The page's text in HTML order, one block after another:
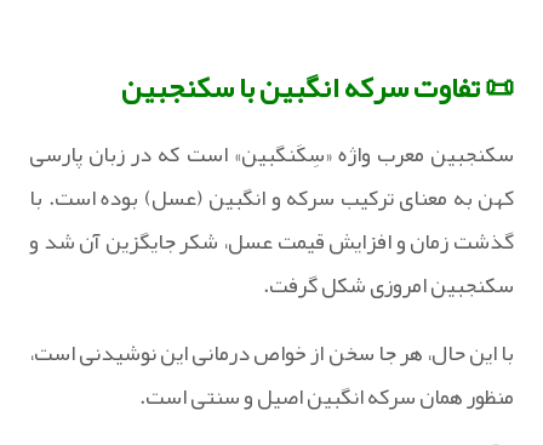
📜 تفاوت سرکه انگبین با سکنجبین
سکنجبین معرب واژه «سِکَنگبین» است که در زبان پارسی
کهن به معنای ترکیب سرکه و انگبین (عسل) بوده است. با
گذشت زمان و افزایش قیمت عسل، شکر جایگزین آن شد و
سکنجبین امروزی شکل گرفت.
با این حال، هر جا سخن از خواص درمانی این نوشیدنی است،
منظور همان سرکه انگبین اصیل و سنتی است.